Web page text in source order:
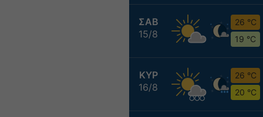
ΣΑΒ
15/8
26 °C
19 °C
ΚΥΡ
16/8
26 °C
20 °C